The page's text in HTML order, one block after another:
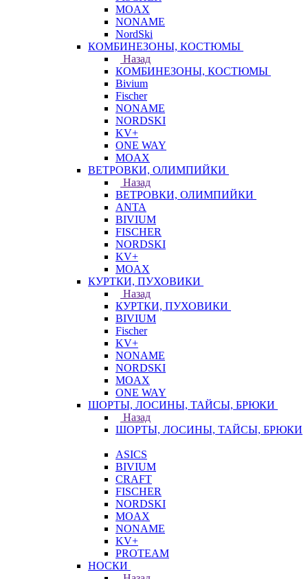
MOAX
NONAME
NordSki
КОМБИНЕЗОНЫ, КОСТЮМЫ
Назад
КОМБИНЕЗОНЫ, КОСТЮМЫ
Bivium
Fischer
NONAME
NORDSKI
KV+
ONE WAY
MOAX
ВЕТРОВКИ, ОЛИМПИЙКИ
Назад
ВЕТРОВКИ, ОЛИМПИЙКИ
ANTA
BIVIUM
FISCHER
NORDSKI
KV+
MOAX
КУРТКИ, ПУХОВИКИ
Назад
КУРТКИ, ПУХОВИКИ
BIVIUM
Fischer
KV+
NONAME
NORDSKI
MOAX
ONE WAY
ШОРТЫ, ЛОСИНЫ, ТАЙСЫ, БРЮКИ
Назад
ШОРТЫ, ЛОСИНЫ, ТАЙСЫ, БРЮКИ
ASICS
BIVIUM
CRAFT
FISCHER
NORDSKI
MOAX
NONAME
KV+
PROTEAM
НОСКИ